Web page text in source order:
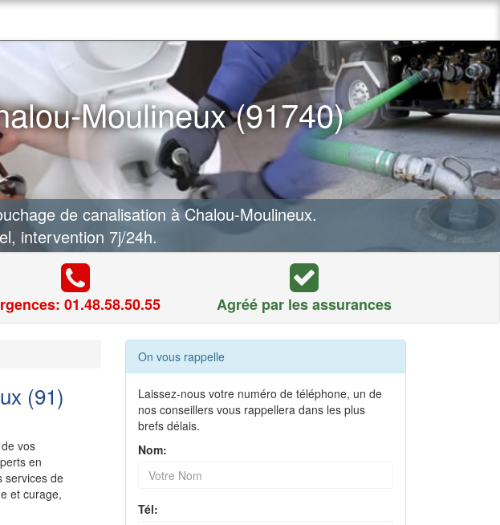
Moulineux (91740)
de canalisation à Chalou-Moulineux.
intervention 7j/24h.
01.48.58.50.55 Agréé par les assurances
(91)
vos
en
services de
et curage,
On vous rappelle
Laissez-nous votre numéro de téléphone, un de
nos conseillers vous rappellera dans les plus
brefs délais.
Nom:
Tél: